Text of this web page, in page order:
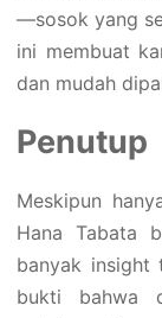
—sosok yang
ini membuat
dan mudah
Penutup
Meskipun
Hana Tabata
banyak insight
bukti bahwa